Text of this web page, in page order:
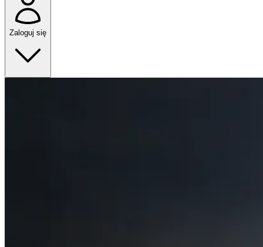
Zaloguj się